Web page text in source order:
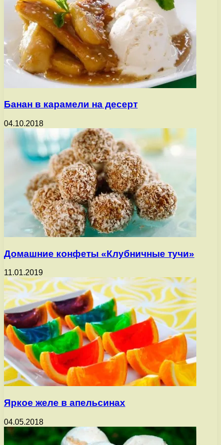
Банан в карамели на десерт
04.10.2018
Домашние конфеты «Клубничные тучи»
11.01.2019
Яркое желе в апельсинах
04.05.2018